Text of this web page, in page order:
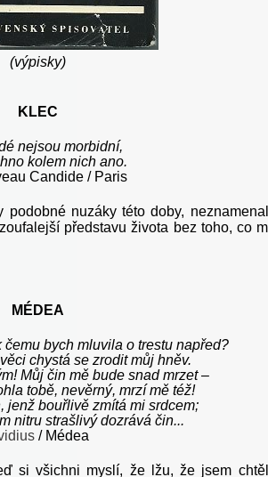
(výpisky)
KLEC
nejsou morbidní,
kolem nich ano.
Candide / Paris
podobné nuzáky této doby,
představu života bez toho, co
MÉDEA
bych mluvila o trestu napřed?
chystá se zrodit můj hněv.
Můj čin mě bude snad mrzet –
tobě, nevěrný, mrzí mě též!
jenž bouřlivě zmítá mi srdcem;
nitru strašlivý dozrává čin...
/ Médea
si všichni myslí, že lžu, že jsem